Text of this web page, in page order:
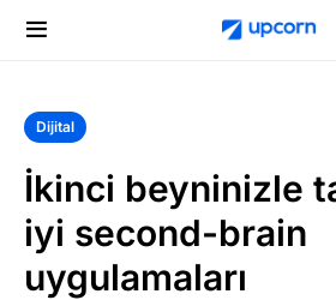
Dijital
İkinci beyninizle
iyi second-brain
uygulamaları